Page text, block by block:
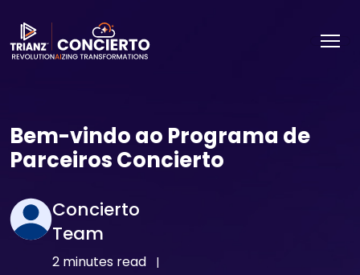
Bem-vindo ao Programa de
Parceiros Concierto
Concierto
Team
2 minutes read |